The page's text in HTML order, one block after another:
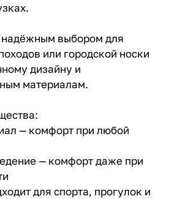
надёжным выбором для
или городской носки
дизайну и
материалам.
— комфорт при любой
— комфорт даже при
для спорта, прогулок и